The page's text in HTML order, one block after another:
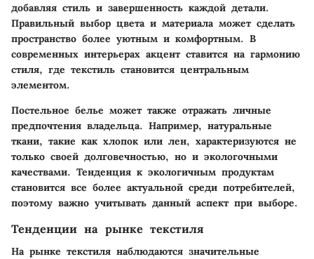
добавляя стиль и завершенность каждой детали.
Правильный выбор цвета и материала может сделать
пространство более уютным и комфортным. В
современных интерьерах акцент ставится на гармонию
стиля, где текстиль становится центральным
элементом.
Постельное белье может также отражать личные
предпочтения владельца. Например, натуральные
ткани, такие как хлопок или лен, характеризуются не
только своей долговечностью, но и экологочными
качествами. Тенденция к экологичным продуктам
становится все более актуальной среди потребителей,
поэтому важно учитывать данный аспект при выборе.
Тенденции на рынке текстиля
На рынке текстиля наблюдаются значительные